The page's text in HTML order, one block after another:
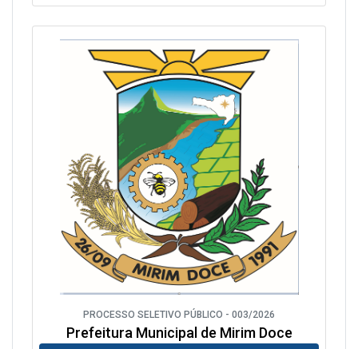
PROCESSO SELETIVO PÚBLICO - 003/2026
Prefeitura Municipal de Mirim Doce